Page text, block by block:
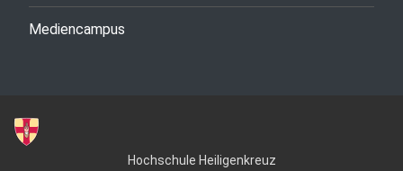
Mediencampus
Hochschule Heiligenkreuz